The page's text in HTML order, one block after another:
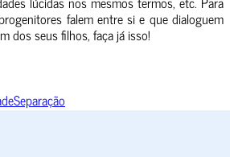
falem entre si e que dialoguem
dos seus filhos, faça já isso!
Separação